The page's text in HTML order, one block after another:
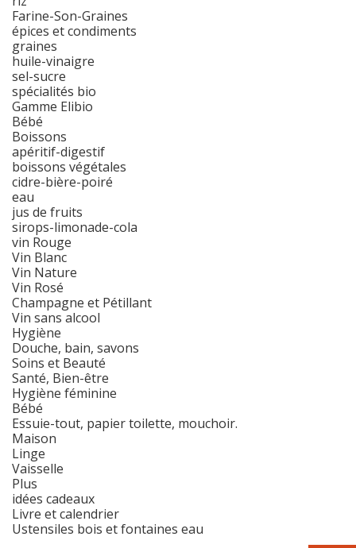
Farine-Son-Graines
épices et condiments
graines
huile-vinaigre
sel-sucre
spécialités bio
Gamme Elibio
Bébé
Boissons
apéritif-digestif
boissons végétales
cidre-bière-poiré
eau
jus de fruits
sirops-limonade-cola
vin Rouge
Vin Blanc
Vin Nature
Vin Rosé
Champagne et Pétillant
Vin sans alcool
Hygiène
Douche, bain, savons
Soins et Beauté
Santé, Bien-être
Hygiène féminine
Bébé
Essuie-tout, papier toilette, mouchoir.
Maison
Linge
Vaisselle
Plus
idées cadeaux
Livre et calendrier
Ustensiles bois et fontaines eau